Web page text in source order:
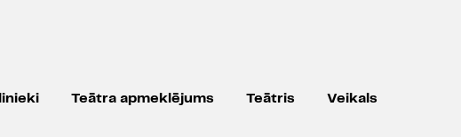
Teātra apmeklējums Teātris Veikals